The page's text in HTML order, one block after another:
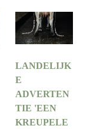
LANDELIJK
E
ADVERTEN
TIE 'EEN
KREUPELE